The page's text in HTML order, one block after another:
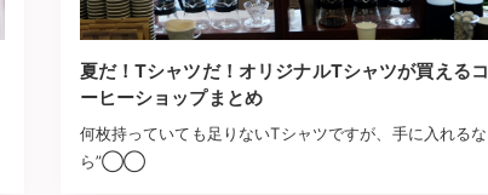
夏だ！Tシャツだ！オリジナルTシャツが買えるコ
ーヒーショップまとめ
何枚持っていても足りないTシャツですが、手に入れるな
ら”◯◯